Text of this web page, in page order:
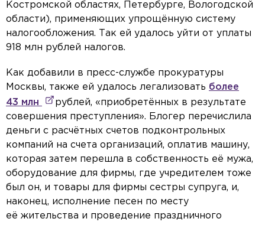
Костромской областях, Петербурге, Вологодской
области), применяющих упрощённую систему
налогообложения. Так ей удалось уйти от уплаты
918 млн рублей налогов.
Как добавили в пресс-службе прокуратуры
Москвы, также ей удалось легализовать более
43 млн
рублей, «приобретённых в результате
совершения преступления». Блогер перечислила
деньги с расчётных счетов подконтрольных
компаний на счета организаций, оплатив машину,
которая затем перешла в собственность её мужа,
оборудование для фирмы, где учредителем тоже
был он, и товары для фирмы сестры супруга, и,
наконец, исполнение песен по месту
её жительства и проведение праздничного